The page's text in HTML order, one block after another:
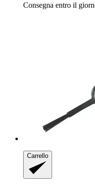
Consegna entro il
Carrello